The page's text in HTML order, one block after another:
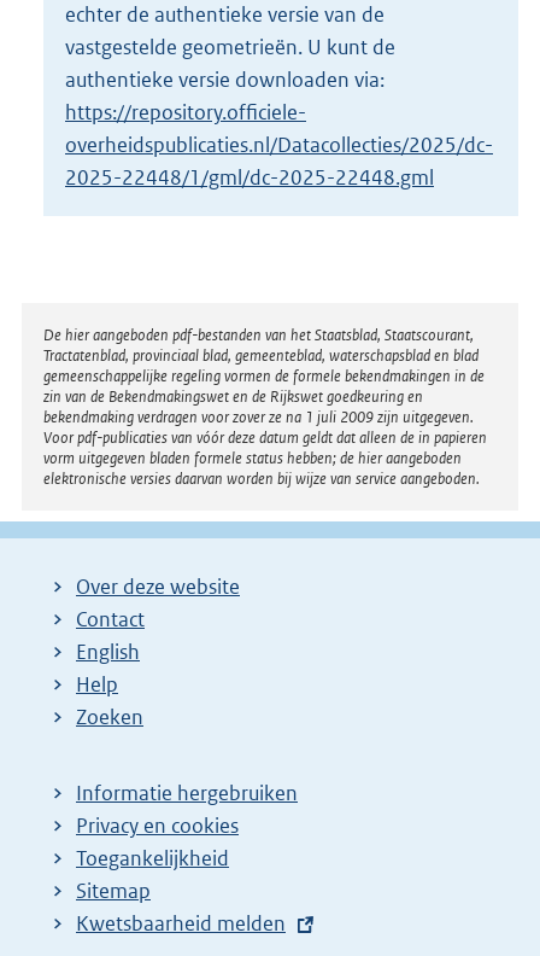
3
K
b
echter de authentieke versie van de
vastgestelde geometrieën. U kunt de
authentieke versie downloaden via:
https://repository.officiele-
overheidspublicaties.nl/Datacollecties/2025/dc-
2025-22448/1/gml/dc-2025-22448.gml
Disclaimer
De hier aangeboden pdf-bestanden van het Staatsblad, Staatscourant,
Tractatenblad, provinciaal blad, gemeenteblad, waterschapsblad en blad
gemeenschappelijke regeling vormen de formele bekendmakingen in de
zin van de Bekendmakingswet en de Rijkswet goedkeuring en
bekendmaking verdragen voor zover ze na 1 juli 2009 zijn uitgegeven.
Voor pdf-publicaties van vóór deze datum geldt dat alleen de in papieren
vorm uitgegeven bladen formele status hebben; de hier aangeboden
elektronische versies daarvan worden bij wijze van service aangeboden.
Over deze website
Contact
English
Help
Zoeken
Informatie hergebruiken
Privacy en cookies
Toegankelijkheid
Sitemap
E
Kwetsbaarheid melden